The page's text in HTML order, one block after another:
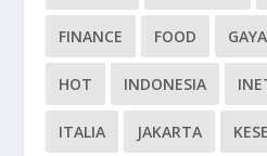
FINANCE FOOD
HOT INDONESIA
ITALIA JAKARTA